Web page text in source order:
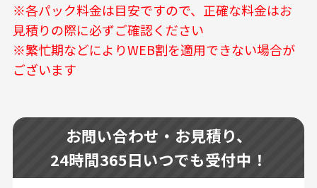
※各パック料金は目安ですので、正確な料金はお
見積りの際に必ずご確認ください
※繁忙期などによりWEB割を適用できない場合が
ございます
お問い合わせ・お見積り、
24時間365日いつでも受付中！